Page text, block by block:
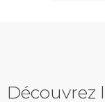
Découvrez